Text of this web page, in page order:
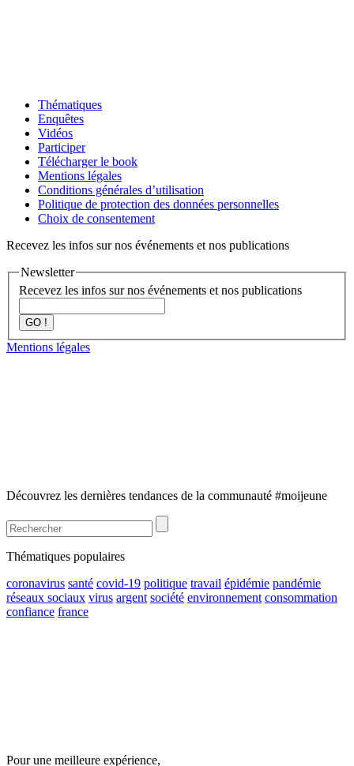
Thématiques
Enquêtes
Vidéos
Participer
Télécharger le book
Mentions légales
Conditions générales d’utilisation
Politique de protection des données personnelles
Choix de consentement
Recevez les infos sur nos événements et nos publications
Newsletter
Recevez les infos sur nos événements et nos publications
GO !
Mentions légales
Découvrez les dernières tendances de la communauté #moijeune
Thématiques populaires
coronavirus santé covid-19 politique travail épidémie pandémie
réseaux sociaux virus argent société environnement consommation
confiance france
Pour une meilleure expérience,